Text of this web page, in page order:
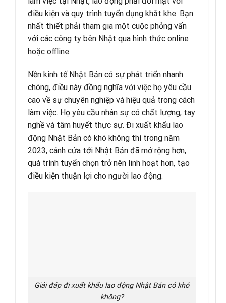
điều kiện và quy trình tuyển dụng khắt khe. Bạn
nhất thiết phải tham gia một cuộc phỏng vấn
với các công ty bên Nhật qua hình thức online
hoặc offline.
Nền kinh tế Nhật Bản có sự phát triển nhanh
chóng, điều này đồng nghĩa với việc họ yêu cầu
cao về sự chuyên nghiệp và hiệu quả trong cách
làm việc. Họ yêu cầu nhân sự có chất lượng, tay
nghề và tâm huyết thực sự. Đi xuất khẩu lao
động Nhật Bản có khó không thì trong năm
2023, cánh cửa tới Nhật Bản đã mở rộng hơn,
quá trình tuyển chọn trở nên linh hoạt hơn, tạo
điều kiện thuận lợi cho người lao động.
Giải đáp đi xuất khẩu lao động Nhật Bản có khó
không?